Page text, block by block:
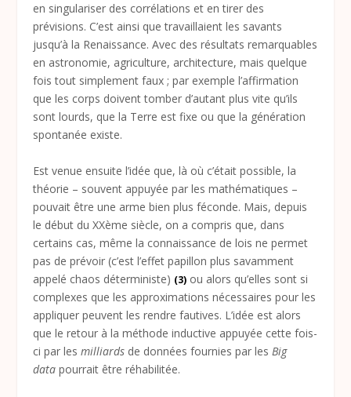
en singulariser des corrélations et en tirer des
prévisions. C’est ainsi que travaillaient les savants
jusqu’à la Renaissance. Avec des résultats remarquables
en astronomie, agriculture, architecture, mais quelque
fois tout simplement faux ; par exemple l’affirmation
que les corps doivent tomber d’autant plus vite qu’ils
sont lourds, que la Terre est fixe ou que la génération
spontanée existe.
Est venue ensuite l’idée que, là où c’était possible, la
théorie – souvent appuyée par les mathématiques –
pouvait être une arme bien plus féconde. Mais, depuis
le début du XXème siècle, on a compris que, dans
certains cas, même la connaissance de lois ne permet
pas de prévoir (c’est l’effet papillon plus savamment
appelé chaos déterministe) (3) ou alors qu’elles sont si
complexes que les approximations nécessaires pour les
appliquer peuvent les rendre fautives. L’idée est alors
que le retour à la méthode inductive appuyée cette fois-
ci par lesmilliards de données fournies par les Big
datapourrait être réhabilitée.